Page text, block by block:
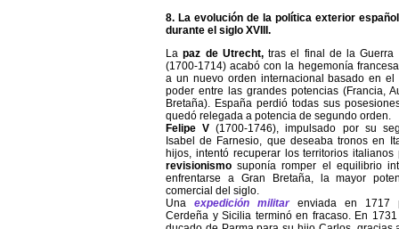
8. La evolución de la política exterior
durante el siglo XVIII.
Lapaz de Utrecht,tras el final de la Guerra
(1700-1714) acabó con la hegemonía
a un nuevo orden internacional basado en el
poder entre las grandes potencias (Francia,
Bretaña). España perdió todas sus
quedó relegada a potencia de segundo orden.
Felipe V (1700-1746), impulsado por su
Isabel de Farnesio, que deseaba tronos en
hijos, intentó recuperar los territorios italianos
revisionismosuponía romper el equilibrio
enfrentarse a Gran Bretaña, la mayor
comercial del siglo.
Una expedición militarenviada en 1717
Cerdeña y Sicilia terminó en fracaso. En